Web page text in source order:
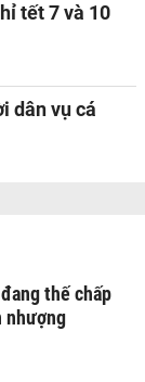
tết 7 và 10
dân vụ cá
thế chấp
nhượng